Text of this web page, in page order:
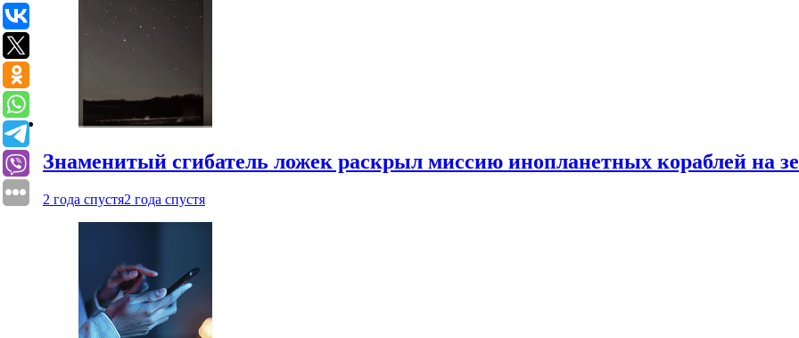
Знаменитый сгибатель ложек раскрыл миссию инопланетных кораблей на
2 года спустя2 года спустя